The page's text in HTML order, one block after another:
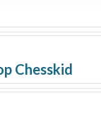
Chesskid